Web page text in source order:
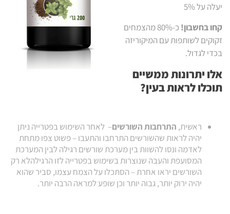
יעלה על 5%
קחו בחשבון!
כ-80% מהצמחים
זקוקים לשותפות עם המיקוריזה
בכדי לגדול.
אלו יתרונות ממשיים
תוכלו לראות בעין?
ראשית, התרחבות השורשים– לאחר השימוש בפטרייה ניתן
יהיה לראות שהשורשים התרחבו והתעבו – פשוט צפו מתחת
לאדמה ונסו להשוות בין מערכת שורשים רגילה לבין המערכת
המסועפת והעבה שנוצרות בשימוש בפטרייה לזו הרגילהלא רק
השורשים יראו אחרת – הסתכלו על הצמח עצמו, סביר שהוא
יהיה ירוק יותר, גבוה יותר וכן שופע למראה הרבה יותר.